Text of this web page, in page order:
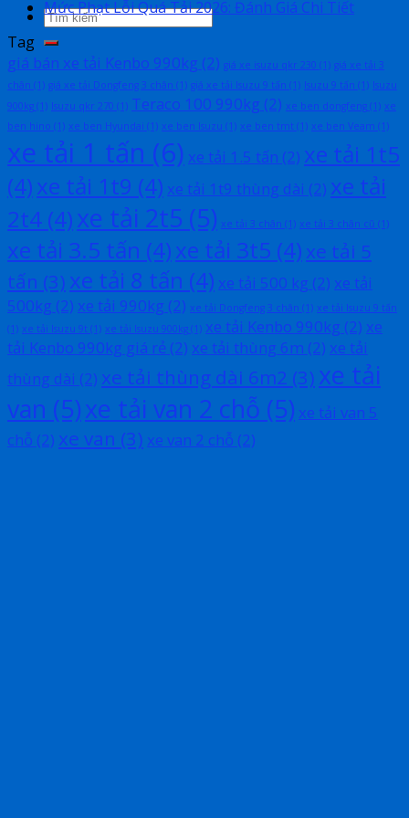
Mức Phạt Lỗi Quá Tải 2026: Đánh Giá Chi Tiết
Tag
giá bán xe tải Kenbo 990kg (2) giá xe isuzu qkr 230 (1) giá xe tải 3
chân (1) giá xe tải Dongfeng 3 chân (1) giá xe tải Isuzu 9 tấn (1) Isuzu 9 tấn (1) Isuzu
900kg (1) Isuzu qkr 270 (1) Teraco 100 990kg (2) xe ben dongfeng (1) xe
ben hino (1) xe ben Hyundai (1) xe ben Isuzu (1) xe ben tmt (1) xe ben Veam (1)
xe tải 1 tấn (6) xe tải 1.5 tấn (2) xe tải 1t5
(4)xe tải 1t9 (4) xe tải 1t9 thùng dài (2) xe tải
2t4 (4)xe tải 2t5 (5) xe tải 3 chân (1) xe tải 3 chân cũ (1)
xe tải 3.5 tấn (4)xe tải 3t5 (4) xe tải 5
tấn (3) xe tải 8 tấn (4) xe tải 500 kg (2) xe tải
500kg (2) xe tải 990kg (2) xe tải Dongfeng 3 chân (1) xe tải Isuzu 9 tấn
(1) xe tải Isuzu 9t (1) xe tải Isuzu 900kg (1) xe tải Kenbo 990kg (2) xe
tải Kenbo 990kg giá rẻ (2) xe tải thùng 6m (2) xe tải
thùng dài (2) xe tải thùng dài 6m2 (3) xe tải
van (5)xe tải van 2 chỗ (5) xe tải van 5
chỗ (2) xe van (3) xe van 2 chỗ (2)